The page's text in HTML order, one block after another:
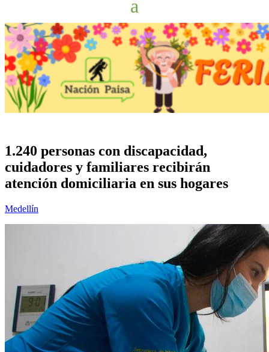
1.240 personas con discapacidad,
cuidadores y familiares recibirán
atención domiciliaria en sus hogares
Medellín